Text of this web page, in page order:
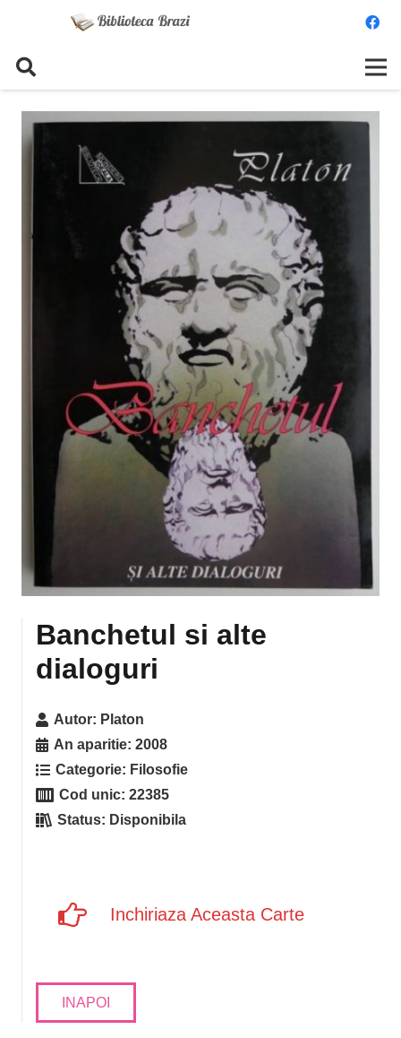
Banchetul si alte
dialoguri
Autor: Platon
An aparitie:2008
Categorie: Filosofie
Cod unic:22385
Status: Disponibila
Inchiriaza Aceasta Carte
INAPOI